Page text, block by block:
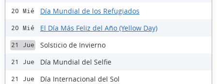
20 Mié Día Mundial de los Refugiados
20 Mié El Día Más Feliz del Año (Yellow Day)
21 Jue Solsticio de Invierno
21 Jue Día Mundial del Selfie
21 Jue Día Internacional del Sol